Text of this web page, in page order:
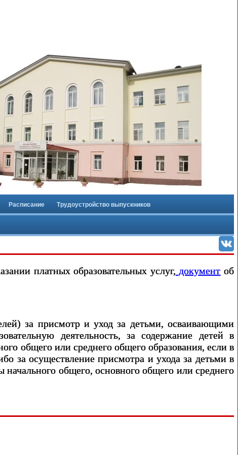
Расписание Трудоустройство выпускников
платных образовательных услуг, документ об
за присмотр и уход за детьми, осваивающими
деятельность, за содержание детей в
общего или среднего общего образования, если в
за осуществление присмотра и ухода за детьми в
общего, основного общего или среднего